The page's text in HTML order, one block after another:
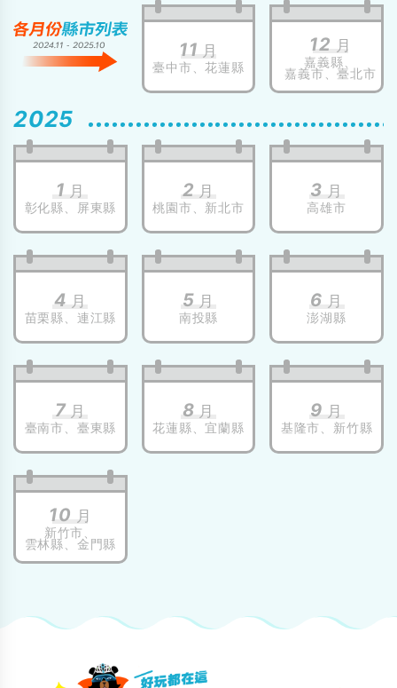
11 月
臺中市、花蓮縣
12 月
嘉義縣、
嘉義市、臺北市
2025
1 月
彰化縣、 屏東縣
2 月
桃園市、 新北市
3 月
高雄市
4 月
苗栗縣、 連江縣
5 月
南投縣
6 月
澎湖縣
7 月
臺南市、 臺東縣
8 月
花蓮縣、 宜蘭縣
9 月
基隆市、 新竹縣
10 月
新竹市、
雲林縣、 金門縣